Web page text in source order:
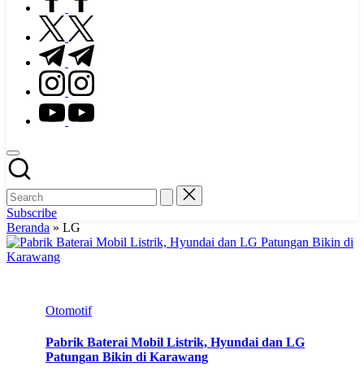
twitter.com
t.me
instagram.com
youtube.com
Subscribe
Beranda » LG
Posted
Otomotif
Pabrik Baterai Mobil Listrik, Hyundai dan LG
Patungan Bikin di Karawang